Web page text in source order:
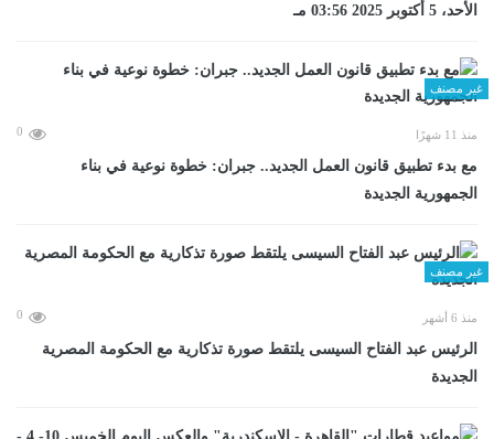
الأحد، 5 أكتوبر 2025 03:56 مـ
غير مصنف
منذ 11 شهرًا 0
مع بدء تطبيق قانون العمل الجديد.. جبران: خطوة نوعية في بناء
الجمهورية الجديدة
غير مصنف
منذ 6 أشهر 0
الرئيس عبد الفتاح السيسى يلتقط صورة تذكارية مع الحكومة المصرية
الجديدة